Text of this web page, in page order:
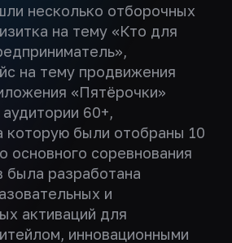
несколько отборочных
на тему «Кто для
на тему продвижения
«Пятёрочки»
60+,
которую были отобраны 10
основного соревнования
была разработана
и
активаций для
инновационными